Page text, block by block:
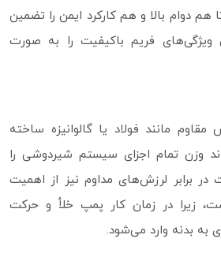
هم دوام بالا و هم کارکرد ایمن را تضمین
ویژگی‌های فریم باکیفیت را به‌ صورت
مانند فولاد یا گالوانیزه ساخته
وزن تمام اجزای سیستم شیردوشی را
در برابر لرزش‌های مداوم نیز از اهمیت
است، زیرا در زمان کار پمپ خلأ و حرکت
به بدنه وارد می‌شود.